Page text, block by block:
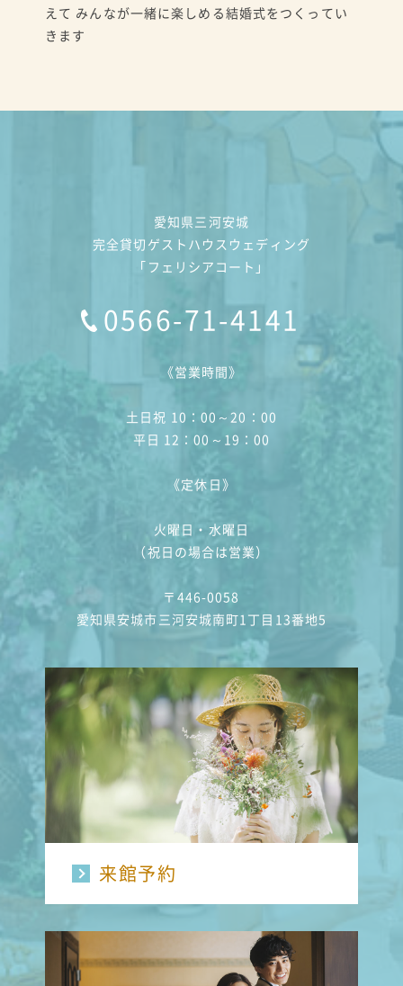
えて みんなが一緒に楽しめる結婚式をつくってい
きます
愛知県三河安城
完全貸切ゲストハウスウェディング
「フェリシアコート」
0566-71-4141
《営業時間》
土日祝 10：00～20：00
平日 12：00～19：00
《定休日》
火曜日・水曜日
（祝日の場合は営業）
〒446-0058
愛知県安城市三河安城南町1丁目13番地5
来館予約